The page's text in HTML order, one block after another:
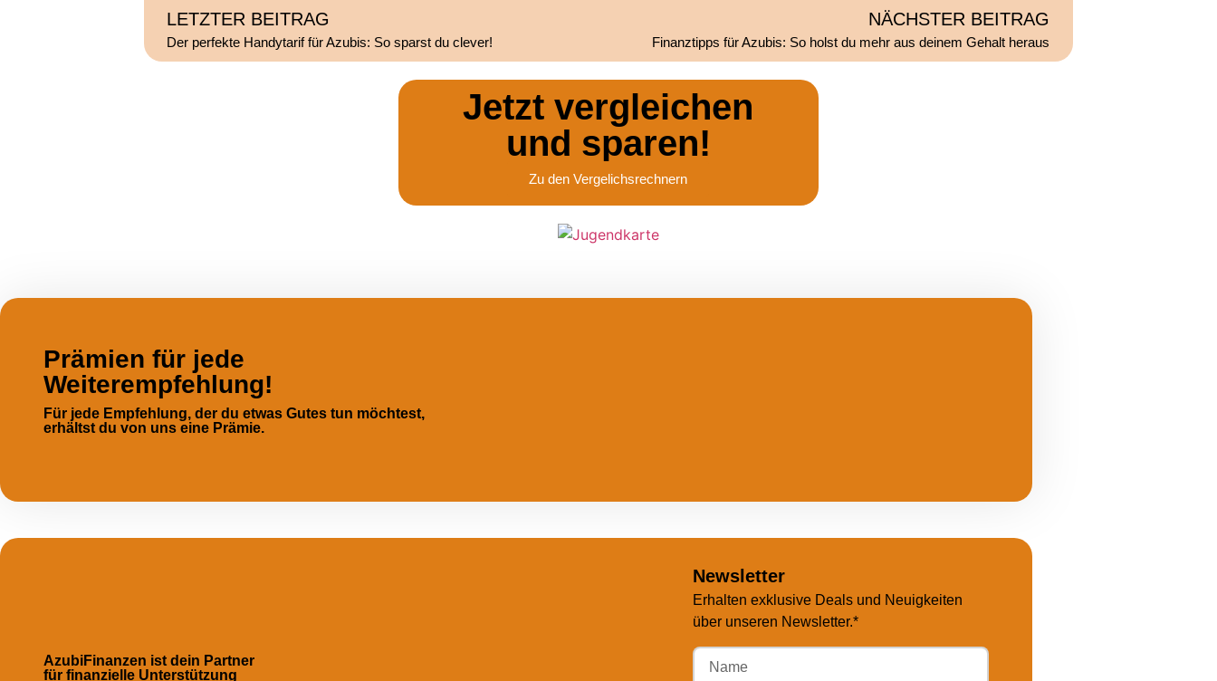
LETZTER BEITRAG
Der perfekte Handytarif für Azubis: So sparst du clever!
NÄCHSTER BEITRAG
Finanztipps für Azubis: So holst du mehr aus deinem Gehalt heraus
Jetzt vergleichen
und sparen!
Zu den Vergelichsrechnern
Prämien für jede
Weiterempfehlung!
Für jede Empfehlung, der du etwas Gutes tun möchtest,
erhältst du von uns eine Prämie.
AzubiFinanzen ist dein Partner
für finanzielle Unterstützung
Newsletter
Erhalten exklusive Deals und Neuigkeiten
über unseren Newsletter.*